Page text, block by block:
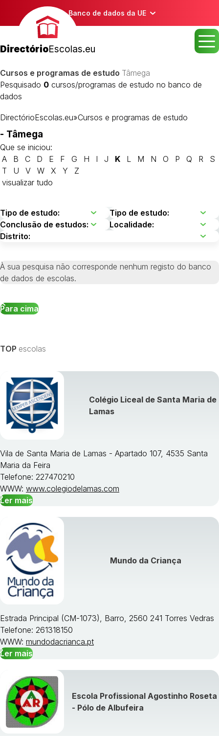
Banco de dados da UE
DirectórioEscolas.eu
Cursos e programas de estudo Tâmega
Pesquisado 0 cursos/programas de estudo no banco de
dados
DirectórioEscolas.eu»Cursos e programas de estudo
- Tâmega
Que se iniciou:
A
B C D E F G H I J K L M N O P Q R
S
T
U V W X Y
Z
visualizar tudo
À sua pesquisa não corresponde nenhum registo do banco
de dados de escolas.
Para cima
TOP escolas
Colégio Liceal de Santa Maria de
Lamas
Vila de Santa Maria de Lamas - Apartado 107, 4535 Santa
Maria da Feira
Telefone: 227470210
WWW: www.colegiodelamas.com
Ler mais
Mundo da Criança
Estrada Principal (CM-1073), Barro, 2560 241 Torres Vedras
Telefone: 261318150
WWW: mundodacrianca.pt
Ler mais
Escola Profissional Agostinho Roseta
- Pólo de Albufeira